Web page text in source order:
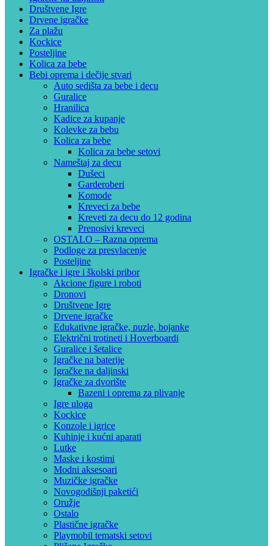
Društvene Igre
Drvene igračke
Za plažu
Kockice
Posteljine
Kolica za bebe
Bebi oprema i dečije stvari
Auto sedišta za bebe i decu
Guralice
Hranilica
Kadice za kupanje
Kolevke za bebu
Kolica za bebe
Kolica za bebe setovi
Nameštaj za decu
Dušeci
Garderoberi
Komode
Kreveci za bebe
Kreveti za decu do 12 godina
Prenosivi kreveci
OSTALO – Razna oprema
Podloge za presvlacenje
Posteljine
Igračke i igre i školski pribor
Akcione figure i roboti
Dronovi
Društvene Igre
Drvene igračke
Edukativne igračke, puzle, bojanke
Električni trotineti i Hoverboardi
Guralice i šetalice
Igračke na baterije
Igračke na daljinski
‎Igračke za dvorište
Bazeni i oprema za plivanje
Igre uloga
Kockice
Konzole i igrice
Kuhinje i kućni aparati
Lutke
Maske i kostimi
Modni aksesoari
Muzičke igračke
Novogodišnji paketići
Oružje
Ostalo
Plastične igračke
Playmobil tematski setovi